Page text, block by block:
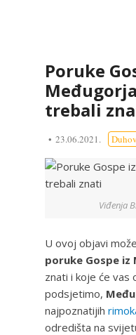
Poruke
trebali
23.06.2021.
Viđenja
U ovoj objavi
poruke Gospe iz
znati i koje će vas
podsjetimo,
najpoznatijih
odredišta na